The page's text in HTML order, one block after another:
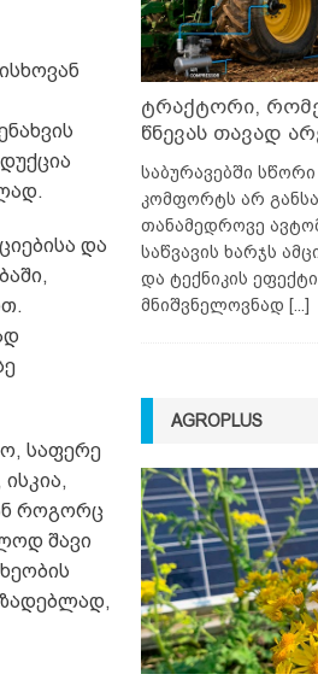
და
საფერე
როგორც
შავი
ტრაქტორი,
წნევას თავად
საბურავებში
კომფორტს არ
თანამედროვე
საწვავის ხარჯს
და ტექნიკის
მნიშვნელოვნად [...]
AGROPLUS